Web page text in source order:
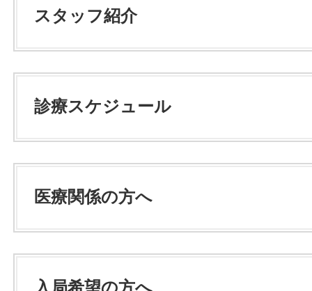
スタッフ紹介
診療スケジュール
医療関係の方へ